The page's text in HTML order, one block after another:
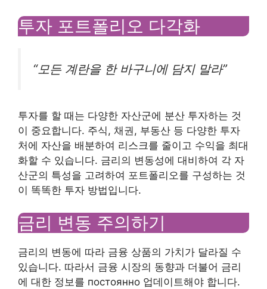
투자 포트폴리오 다각화
“모든 계란을 한 바구니에 담지 말라”
투자를 할 때는 다양한 자산군에 분산 투자하는 것
이 중요합니다. 주식, 채권, 부동산 등 다양한 투자
처에 자산을 배분하여 리스크를 줄이고 수익을 최대
화할 수 있습니다. 금리의 변동성에 대비하여 각 자
산군의 특성을 고려하여 포트폴리오를 구성하는 것
이 똑똑한 투자 방법입니다.
금리 변동 주의하기
금리의 변동에 따라 금융 상품의 가치가 달라질 수
있습니다. 따라서 금융 시장의 동향과 더불어 금리
에 대한 정보를 постоянно 업데이트해야 합니다.